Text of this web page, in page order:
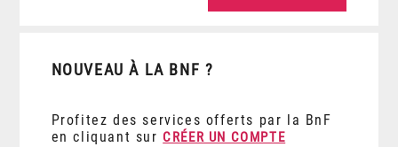
NOUVEAU À LA BNF ?
Profitez des services offerts par la BnF
en cliquant sur CRÉER UN COMPTE